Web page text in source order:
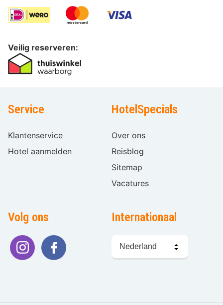
Veilig reserveren:
Service
Klantenservice
Hotel aanmelden
HotelSpecials
Over ons
Reisblog
Sitemap
Vacatures
Volg ons Internationaal
kiezen